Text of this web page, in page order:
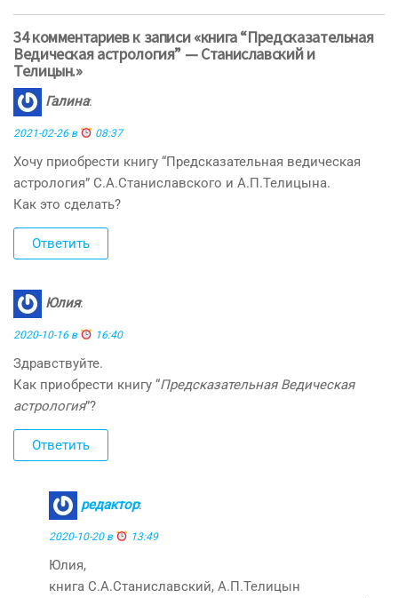
34 комментариев к записи «книга “Предсказательная
Ведическая астрология” — Станиславский и
Телицын.»
Галина:
2021-02-26 в 08:37
Хочу приобрести книгу “Предсказательная ведическая
астрология” С.А.Станиславского и А.П.Телицына.
Как это сделать?
Ответить
Юлия:
2020-10-16 в 16:40
Здравствуйте.
Как приобрести книгу “Предсказательная Ведическая
астрология”?
Ответить
редактор:
2020-10-20 в 13:49
Юлия,
книга С.А.Станиславский, А.П.Телицын